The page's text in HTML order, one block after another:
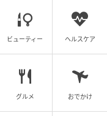
ビューティー ヘルスケア
グルメ おでかけ